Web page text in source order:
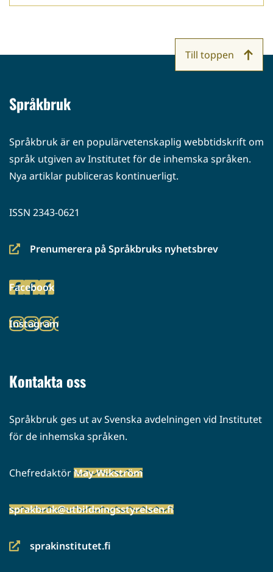
Språkbruk
Språkbruk är en populärvetenskaplig webbtidskrift om
språk utgiven av Institutet för de inhemska språken.
Nya artiklar publiceras kontinuerligt.
ISSN 2343-0621
Prenumerera på Språkbruks nyhetsbrev
(siirryt
palveluun)
Facebook
(siirryt
palveluun)
Instagram
(siirryt
Kontakta oss
Språkbruk ges ut av Svenska avdelningen vid Institutet
för de inhemska språken.
ChefredaktörMay Wikström
sprakbruk@utbildningsstyrelsen.fi
sprakinstitutet.fi
(siirryt
Till toppen